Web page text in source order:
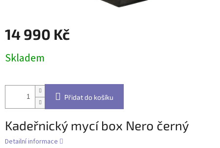
14 990 Kč
cena:
Skladem
Přidat do košíku
Kadeřnický mycí box Nero černý
Detailní informace